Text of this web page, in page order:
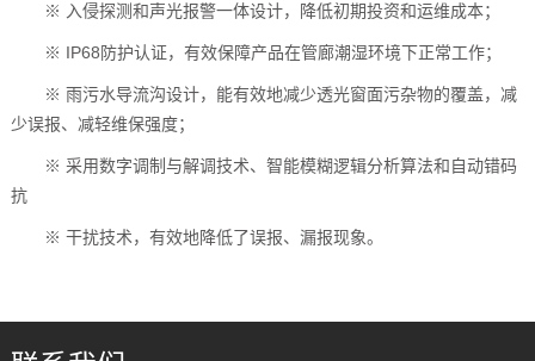
※ 入侵探测和声光报警一体设计，降低初期投资和运维成本；
※ IP68防护认证，有效保障产品在管廊潮湿环境下正常工作；
※ 雨污水导流沟设计，能有效地减少透光窗面污杂物的覆盖，减
少误报、减轻维保强度；
※ 采用数字调制与解调技术、智能模糊逻辑分析算法和自动错码
抗
※ 干扰技术，有效地降低了误报、漏报现象。